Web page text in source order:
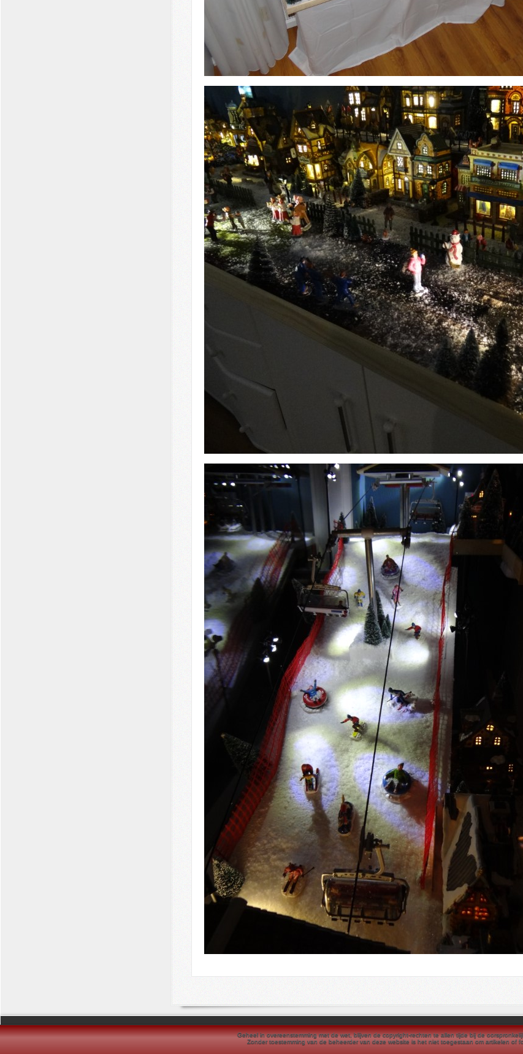
Geheel in overeenstemming met de wet, blijven de copyright-rechten te allen tijde bij de
Zonder toestemming van de beheerder van deze website is het niet toegestaan om artikelen of